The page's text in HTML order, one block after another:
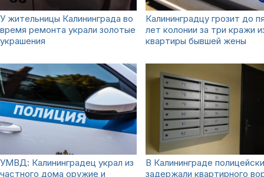
У жительницы Калининграда во
время ремонта украли золотые
украшения
Калининградцу грозит до
лет колонии за три кражи
квартиры бывшей жены
УМВД: Калининградец украл из
частного дома оружие и
В Калининграде
задержали квартирного